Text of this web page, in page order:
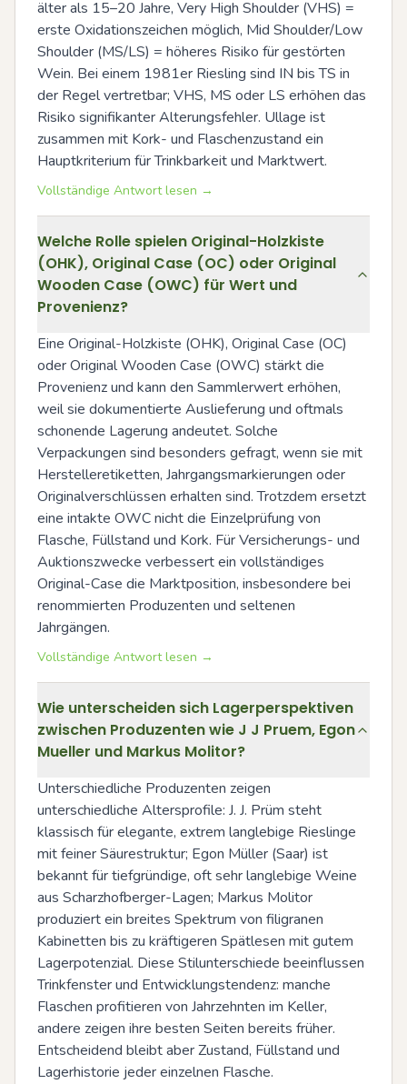
älter als 15–20 Jahre, Very High Shoulder (VHS) =
erste Oxidationszeichen möglich, Mid Shoulder/Low
Shoulder (MS/LS) = höheres Risiko für gestörten
Wein. Bei einem 1981er Riesling sind IN bis TS in
der Regel vertretbar; VHS, MS oder LS erhöhen das
Risiko signifikanter Alterungsfehler. Ullage ist
zusammen mit Kork- und Flaschenzustand ein
Hauptkriterium für Trinkbarkeit und Marktwert.
Vollständige Antwort lesen →
Welche Rolle spielen Original-Holzkiste
(OHK), Original Case (OC) oder Original
Wooden Case (OWC) für Wert und
Provenienz?
Eine Original-Holzkiste (OHK), Original Case (OC)
oder Original Wooden Case (OWC) stärkt die
Provenienz und kann den Sammlerwert erhöhen,
weil sie dokumentierte Auslieferung und oftmals
schonende Lagerung andeutet. Solche
Verpackungen sind besonders gefragt, wenn sie mit
Herstelleretiketten, Jahrgangsmarkierungen oder
Originalverschlüssen erhalten sind. Trotzdem ersetzt
eine intakte OWC nicht die Einzelprüfung von
Flasche, Füllstand und Kork. Für Versicherungs- und
Auktionszwecke verbessert ein vollständiges
Original-Case die Marktposition, insbesondere bei
renommierten Produzenten und seltenen
Jahrgängen.
Vollständige Antwort lesen →
Wie unterscheiden sich Lagerperspektiven
zwischen Produzenten wie J J Pruem, Egon
Mueller und Markus Molitor?
Unterschiedliche Produzenten zeigen
unterschiedliche Altersprofile: J. J. Prüm steht
klassisch für elegante, extrem langlebige Rieslinge
mit feiner Säurestruktur; Egon Müller (Saar) ist
bekannt für tiefgründige, oft sehr langlebige Weine
aus Scharzhofberger-Lagen; Markus Molitor
produziert ein breites Spektrum von filigranen
Kabinetten bis zu kräftigeren Spätlesen mit gutem
Lagerpotenzial. Diese Stilunterschiede beeinflussen
Trinkfenster und Entwicklungstendenz: manche
Flaschen profitieren von Jahrzehnten im Keller,
andere zeigen ihre besten Seiten bereits früher.
Entscheidend bleibt aber Zustand, Füllstand und
Lagerhistorie jeder einzelnen Flasche.